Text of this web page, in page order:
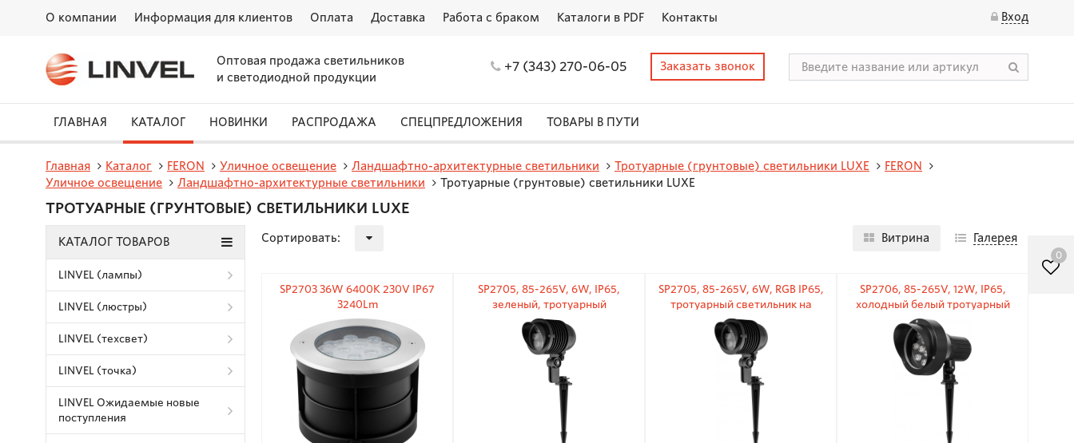
О компании Информация для клиентов Оплата Доставка Работа с браком Каталоги в PDF Контакты Вход
Оптовая продажа светильников
и светодиодной продукции
+7 (343) 270-06-05 Заказать звонок
ГЛАВНАЯ КАТАЛОГ НОВИНКИ РАСПРОДАЖА СПЕЦПРЕДЛОЖЕНИЯ ТОВАРЫ В ПУТИ
Главная Каталог FERON Уличное освещение Ландшафтно-архитектурные светильники Тротуарные (грунтовые) светильники LUXE
FERON
Уличное освещение
Ландшафтно-архитектурные светильники Тротуарные (грунтовые) светильники LUXE
ТРОТУАРНЫЕ (ГРУНТОВЫЕ) СВЕТИЛЬНИКИ LUXE
КАТАЛОГ ТОВАРОВ
LINVEL (лампы)
LINVEL (люстры)
LINVEL (техсвет)
LINVEL (точка)
LINVEL Ожидаемые новые
поступления
Сортировать: Витрина Галерея
SP2703 36W 6400K 230V IP67
3240Lm
SP2705, 85-265V, 6W, IP65,
зеленый, тротуарный
светильник на колышке
SP2705, 85-265V, 6W, RGB IP65,
тротуарный светильник на
колышке
SP2706, 85-265V, 12W, IP65,
холодный белый тротуарный
светильник на колышке
0